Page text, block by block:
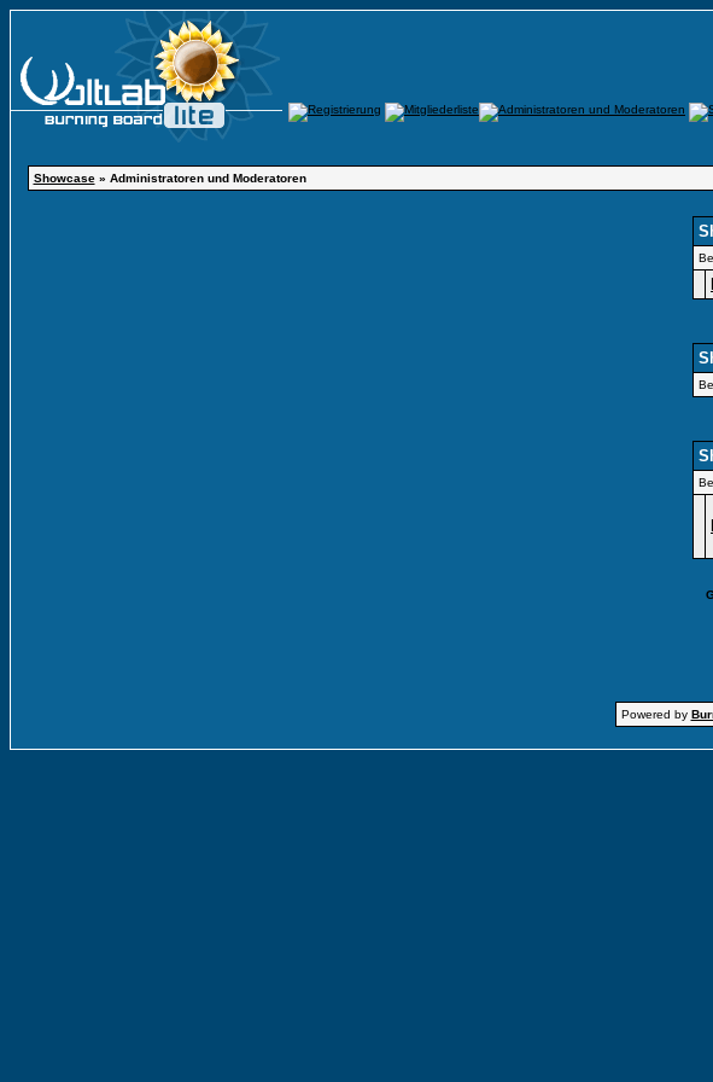
Showcase» Administratoren und Moderatoren
Powered by